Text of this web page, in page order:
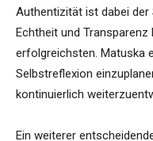
Authentizität ist dabei der
Echtheit und
erfolgreichsten. Matuska
Selbstreflexion
kontinuierlich
Ein weiterer